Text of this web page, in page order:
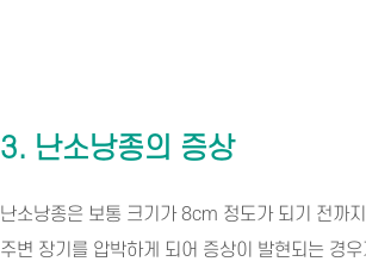
3. 난소낭종의 증상
난소낭종은 보통 크기가 8cm 정도가 되기 전까
주변 장기를 압박하게 되어 증상이 발현되는 경